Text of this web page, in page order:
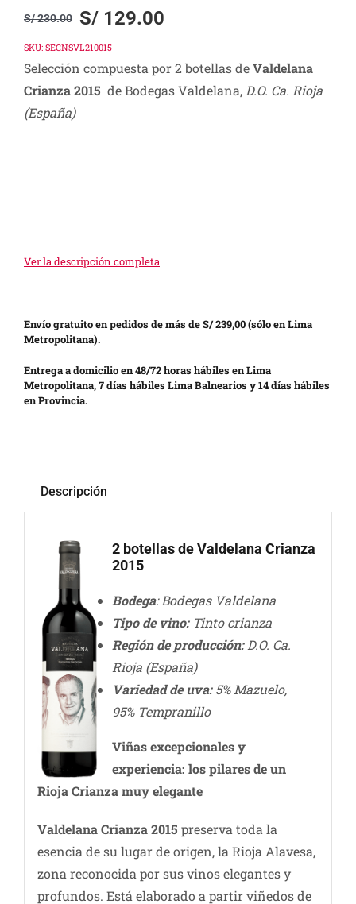
S/230.00
Original
price
was:
S/ 230.00.
S/129.00
Current
price
is:
S/ 129.00.
SKU: SECNSVL210015
Selección compuesta por 2 botellas deValdelana
Crianza 2015 de Bodegas Valdelana, D.O. Ca. Rioja
(España)
Ver la descripción completa
Envío gratuito en pedidos de más de S/ 239,00 (sólo en Lima
Metropolitana).
Entrega a domicilio en 48/72 horas hábiles en Lima
Metropolitana, 7 días hábiles Lima Balnearios y 14 días hábiles
en Provincia.
Descripción
2 botellas de Valdelana Crianza
2015
Bodega: Bodegas Valdelana
Tipo de vino:Tinto crianza
Región de producción:D.O. Ca.
Rioja (España)
Variedad de uva:5% Mazuelo,
95% Tempranillo
Viñas excepcionales y
experiencia: los pilares de un
Rioja Crianza muy elegante
Valdelana Crianza 2015 preserva toda la
esencia de su lugar de origen, la Rioja Alavesa,
zona reconocida por sus vinos elegantes y
profundos. Está elaborado a partir viñedos de